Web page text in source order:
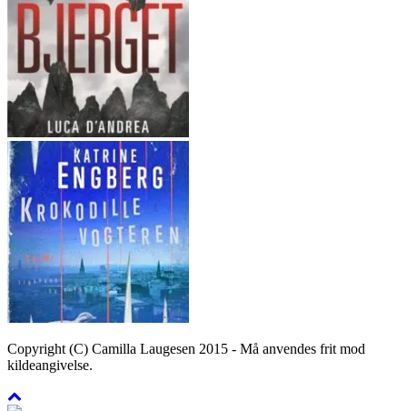
Copyright (C) Camilla Laugesen 2015 - Må anvendes frit mod
kildeangivelse.